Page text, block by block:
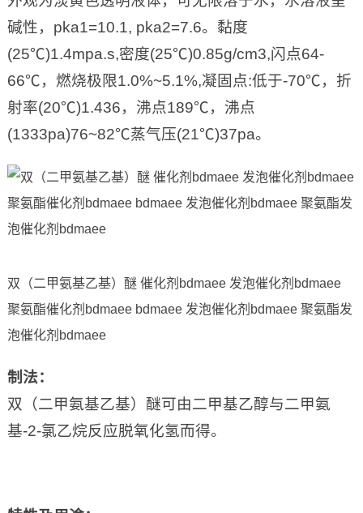
碱性，pka1=10.1, pka2=7.6。黏度
(25℃)1.4mpa.s,密度(25℃)0.85g/cm3,闪点64-
66℃，燃烧极限1.0%~5.1%,凝固点:低于-70℃，折
射率(20℃)1.436，沸点189℃，沸点
(1333pa)76~82℃蒸气压(21℃)37pa。
双（二甲氨基乙基）醚 催化剂bdmaee 发泡催化剂bdmaee
聚氨酯催化剂bdmaee bdmaee 发泡催化剂bdmaee 聚氨酯发
泡催化剂bdmaee
制法：
双（二甲氨基乙基）醚可由二甲基乙醇与二甲氨
基-2-氯乙烷反应脱氧化氢而得。